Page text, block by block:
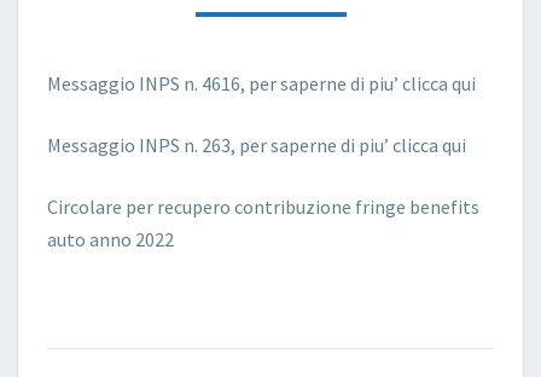
Messaggio INPS n. 4616, per saperne di piu’ clicca qui
Messaggio INPS n. 263, per saperne di piu’ clicca qui
Circolare per recupero contribuzione fringe benefits
auto anno 2022